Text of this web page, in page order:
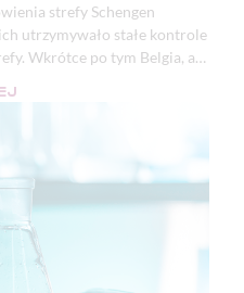
strefy Schengen
utrzymywało stałe kontrole
Wkrótce po tym Belgia, a
członkowskich do
bez kontroli granicznych —
integracji
bieżących celów